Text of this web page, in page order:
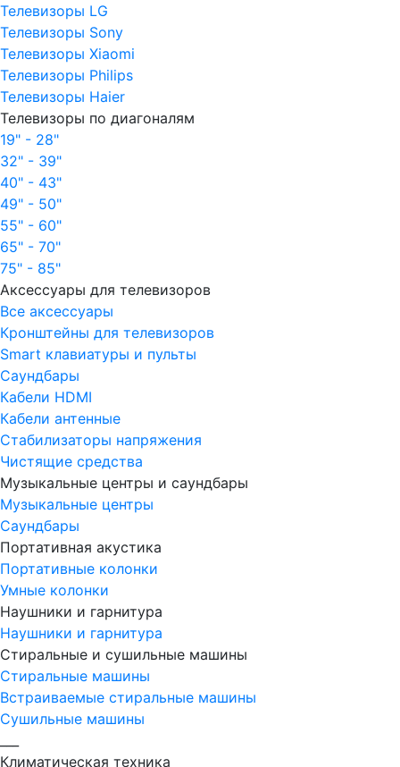
Телевизоры LG
Телевизоры Sony
Телевизоры Xiaomi
Телевизоры Philips
Телевизоры Haier
Телевизоры по диагоналям
19" - 28"
32" - 39"
40" - 43"
49" - 50"
55" - 60"
65" - 70"
75" - 85"
Аксессуары для телевизоров
Все аксессуары
Кронштейны для телевизоров
Smart клавиатуры и пульты
Саундбары
Кабели HDMI
Кабели антенные
Стабилизаторы напряжения
Чистящие средства
Музыкальные центры и саундбары
Музыкальные центры
Саундбары
Портативная акустика
Портативные колонки
Умные колонки
Наушники и гарнитура
Наушники и гарнитура
Стиральные и сушильные машины
Стиральные машины
Встраиваемые стиральные машины
Сушильные машины
Климатическая техника